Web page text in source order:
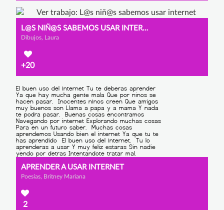
L@S NIÑ@S SABEMOS USAR INTERNET
Dibujos, Laura
+20
APRENDER A USAR INTERNET
Poesías, Britney Mariana
2